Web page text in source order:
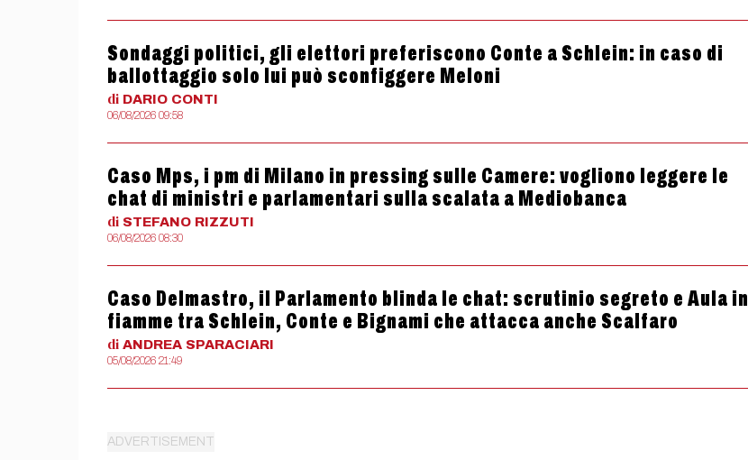
Sondaggi politici, gli elettori preferiscono Conte a Schlein: in caso di
ballottaggio solo lui può sconfiggere Meloni
di DARIO CONTI
06/08/2026 09:58
Caso Mps, i pm di Milano in pressing sulle Camere: vogliono leggere le
chat di ministri e parlamentari sulla scalata a Mediobanca
di STEFANO RIZZUTI
06/08/2026 08:30
Caso Delmastro, il Parlamento blinda le chat: scrutinio segreto e Aula in
fiamme tra Schlein, Conte e Bignami che attacca anche Scalfaro
di ANDREA SPARACIARI
05/08/2026 21:49